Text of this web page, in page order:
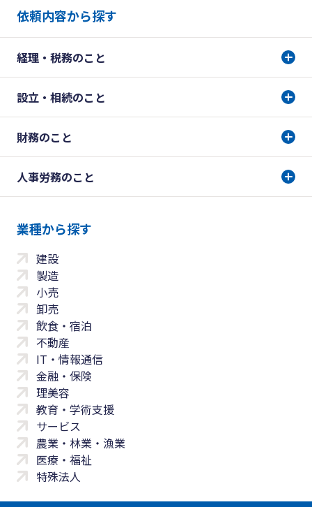
依頼内容から探す
経理・税務のこと
設立・相続のこと
財務のこと
人事労務のこと
業種から探す
建設
製造
小売
卸売
飲食・宿泊
不動産
IT・情報通信
金融・保険
理美容
教育・学術支援
サービス
農業・林業・漁業
医療・福祉
特殊法人